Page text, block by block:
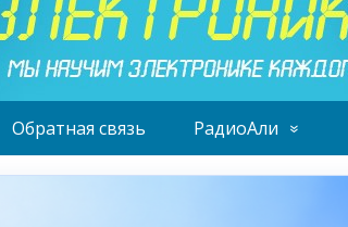
Обратная связь РадиоАли